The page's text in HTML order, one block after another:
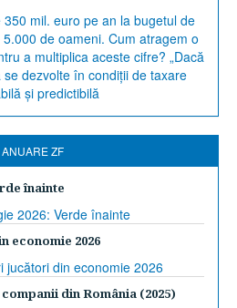
ANUARE ZF
înainte
economie 2026
din România (2025)